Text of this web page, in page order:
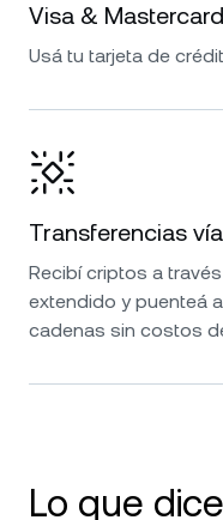
Visa & Mastercard
Usá tu tarjeta de
Transferencias
Recibí criptos a
extendido y puenteá
cadenas sin costos
Lo que